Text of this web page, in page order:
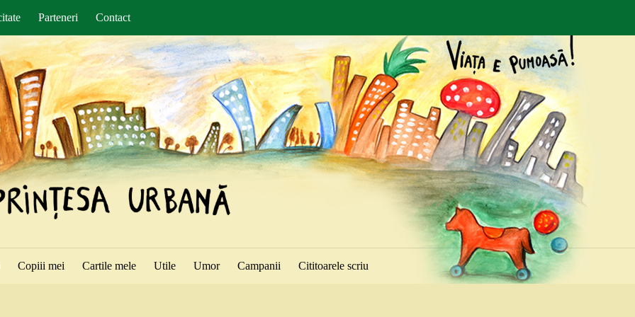
Parteneri Contact
Copiii mei Cartile mele Utile Umor Campanii Cititoarele scriu